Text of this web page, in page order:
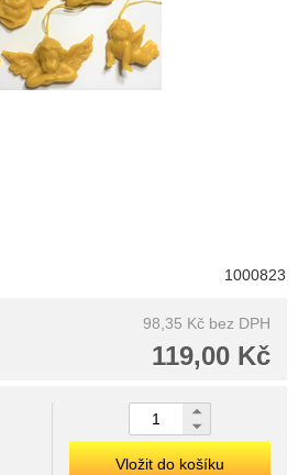
1000823
98,35 Kč bez DPH
119,00 Kč
Vložit do košíku